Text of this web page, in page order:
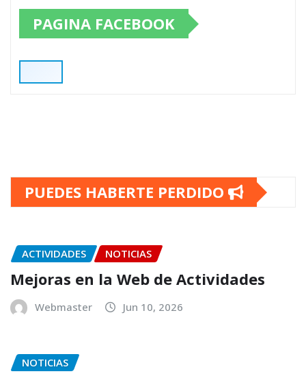
PAGINA FACEBOOK
PUEDES HABERTE PERDIDO
ACTIVIDADES NOTICIAS
Mejoras en la Web de Actividades
Webmaster Jun 10, 2026
NOTICIAS